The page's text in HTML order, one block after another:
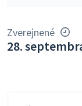
Zverejnené
28.